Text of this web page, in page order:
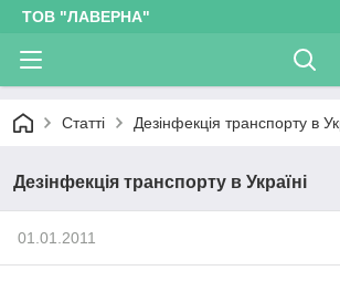
ТОВ "ЛАВЕРНА"
Статті Дезінфекція транспорту в
Дезінфекція транспорту в Україні
01.01.2011